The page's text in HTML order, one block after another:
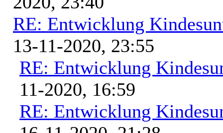
RE: Entwicklung
13-11-2020, 23:55
RE: Entwicklung
11-2020, 16:59
RE: Entwicklung